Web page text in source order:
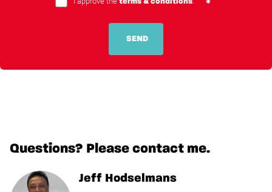
terms & conditions
SEND
Questions? Please contact me.
Jeff Hodselmans